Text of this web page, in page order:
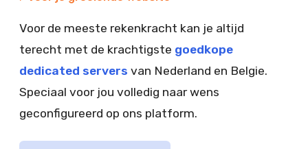
Voor de meeste rekenkracht kan je altijd
terecht met de krachtigste goedkope
dedicated servers van Nederland en Belgie.
Speciaal voor jou volledig naar wens
geconfigureerd op ons platform.